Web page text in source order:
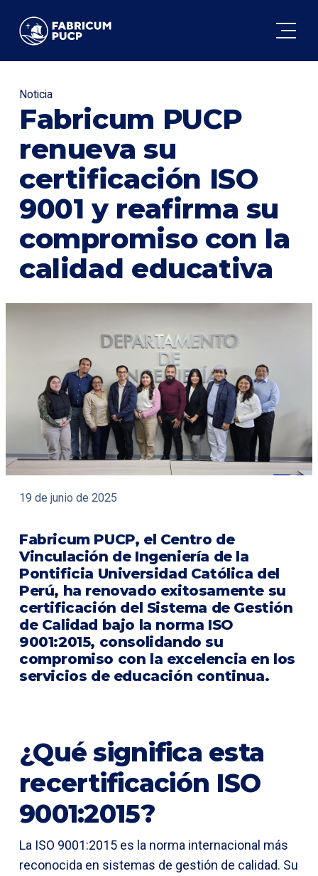
FABRICUM
Noticia
Fabricum PUCP
renueva su
certificación ISO
9001 y reafirma su
compromiso con la
calidad educativa
19 de junio de 2025
Fabricum PUCP, el Centro de
Vinculación de Ingeniería de la
Pontificia Universidad Católica del
Perú, ha renovado exitosamente su
certificación del Sistema de Gestión
de Calidad bajo la norma ISO
9001:2015, consolidando su
compromiso con la excelencia en los
servicios de educación continua.
¿Qué significa esta
recertificación ISO
9001:2015?
La ISO 9001:2015 es la norma internacional más
reconocida en sistemas de gestión de calidad. Su